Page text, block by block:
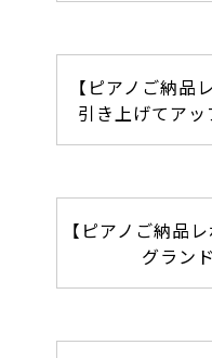
【ピアノご納
引き上げてア
【ピアノご納品
グラン